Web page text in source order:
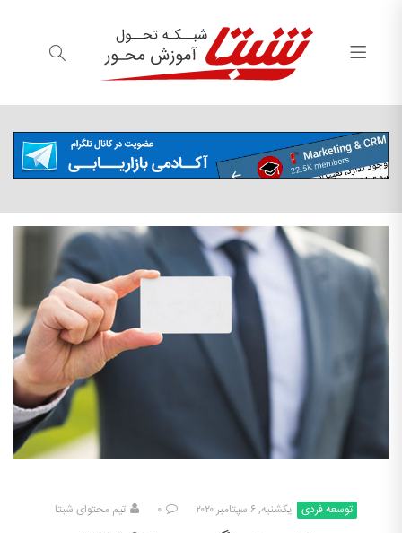
توسعه فردی یکشنبه, ۶ سپتامبر ۲۰۲۰ ۰ تیم محتوای شبتا